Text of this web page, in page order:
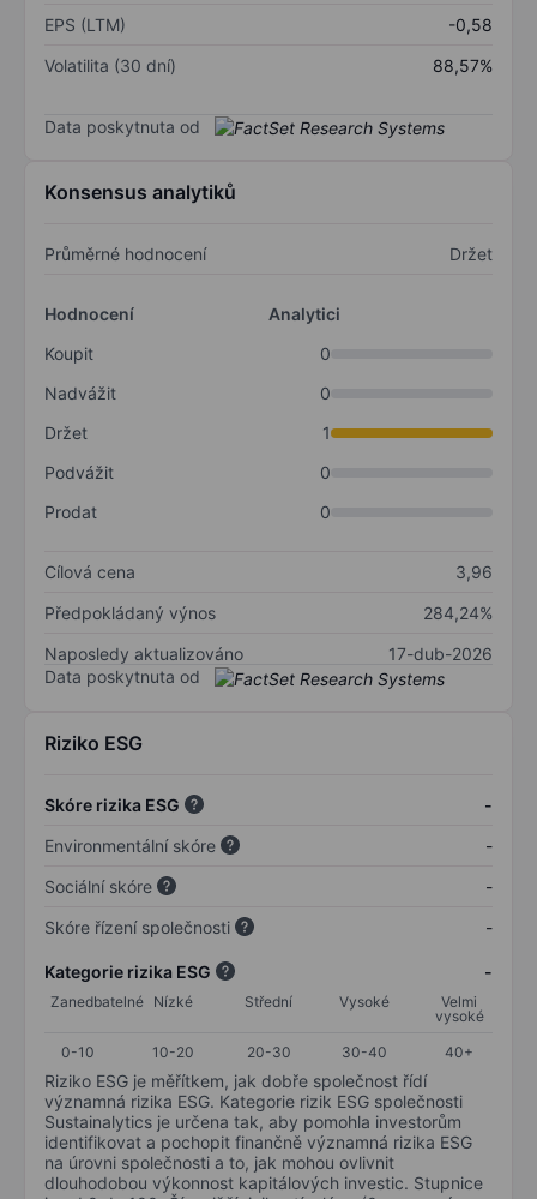
EPS (LTM)
-0,58
Volatilita (30 dní)
88,57%
Data poskytnuta od
Konsensus analytiků
Průměrné hodnocení Držet
Hodnocení
Analytici
Koupit
0
Nadvážit
0
Držet
1
Podvážit
0
Prodat
0
Cílová cena
3,96
Předpokládaný výnos
284,24%
Naposledy aktualizováno
17-dub-2026
Data poskytnuta od
Riziko ESG
Skóre rizika ESG
-
Environmentální skóre
-
Sociální skóre
-
Skóre řízení společnosti
-
Kategorie rizika ESG -
Zanedbatelné Nízké Střední Vysoké
Velmi
vysoké
0-10
10-20 20-30 30-40 40+
Riziko ESG je měřítkem, jak dobře společnost řídí
významná rizika ESG. Kategorie rizik ESG společnosti
Sustainalytics je určena tak, aby pomohla investorům
identifikovat a pochopit finančně významná rizika ESG
na úrovni společnosti a to, jak mohou ovlivnit
dlouhodobou výkonnost kapitálových investic. Stupnice